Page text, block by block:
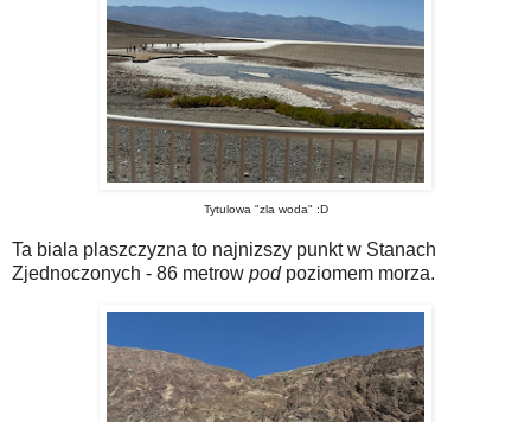
Tytulowa "zla woda" :D
Ta biala plaszczyzna to najnizszy punkt w Stanach
Zjednoczonych - 86 metrow podpoziomem morza.